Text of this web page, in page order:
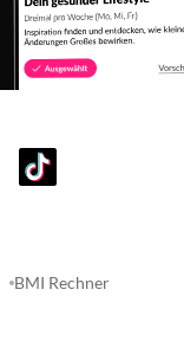
BMI Rechner